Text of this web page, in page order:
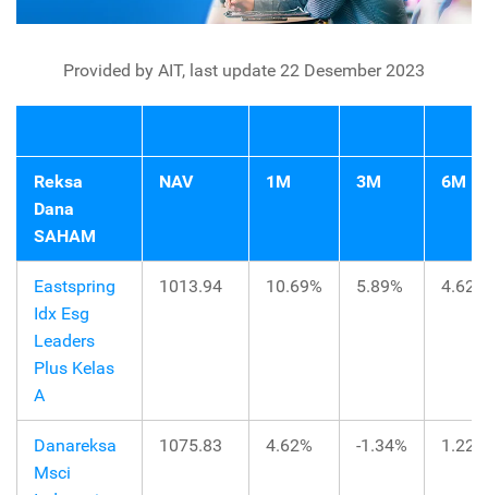
Provided by AIT, last update 22 Desember 2023
Reksa
Dana
SAHAM
NAV 1M 3M 6M
Eastspring
Idx Esg
Leaders
Plus Kelas
A
1013.94 10.69% 5.89% 4.62%
Danareksa
Msci
1075.83 4.62% -1.34% 1.22%